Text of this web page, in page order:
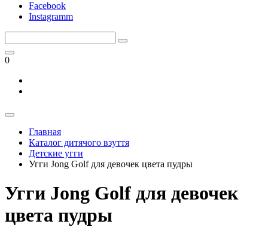
Facebook
Instagramm
0
Главная
Каталог дитячого взуття
Детские угги
Угги Jong Golf для девочек цвета пудры
Угги Jong Golf для девочек
цвета пудры